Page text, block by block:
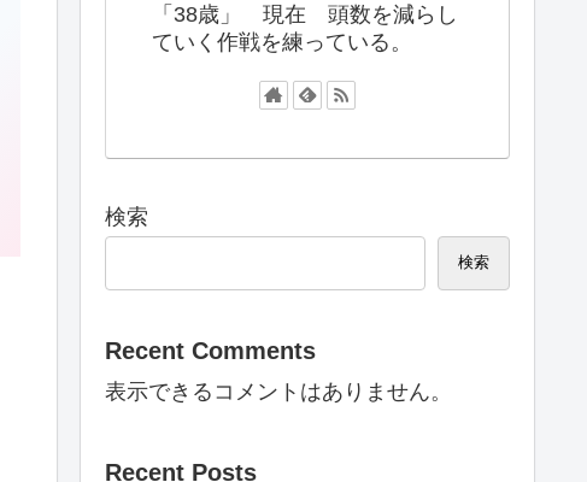
「38歳」 現在 頭数を減らし
ていく作戦を練っている。
検索
検索
Recent Comments
表示できるコメントはありません。
Recent Posts